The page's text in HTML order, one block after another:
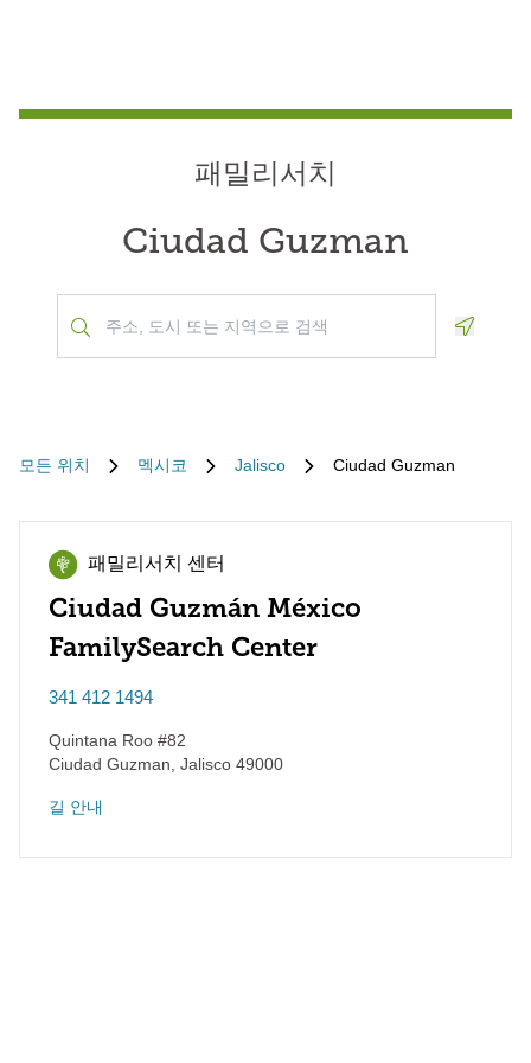
패밀리서치
Ciudad Guzman
모든 위치 멕시코 Jalisco Ciudad Guzman
패밀리서치 센터
Ciudad Guzmán México
FamilySearch Center
341 412 1494
Quintana Roo #82
Ciudad Guzman Jalisco 49000
길 안내